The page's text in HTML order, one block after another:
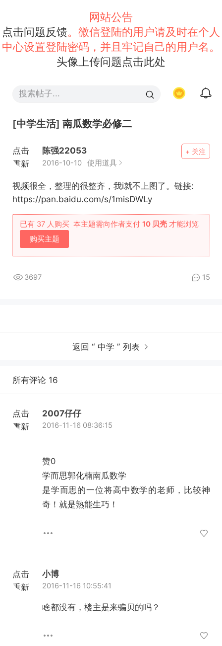
网站公告
点击问题反馈。微信登陆的用户请及时在个人
中心设置登陆密码，并且牢记自己的用户名。
头像上传问题点击此处
[中学生活] 南瓜数学必修二
+ 关注
点击
重新
陈强22053
2016-10-10 使用道具
视频很全，整理的很整齐，我i就不上图了。链接:
https://pan.baidu.com/s/1misDWLy
已有 37 人购买本主题需向作者支付10 贝壳 才能浏览
购买主题
3697 15
返回 “ 中学 ” 列表
所有评论 16
点击
重新
2007仔仔
2016-11-16 08:36:15
赞0
学而思郭化楠南瓜数学
是学而思的一位将高中数学的老师，比较神
奇！就是熟能生巧！
点击
重新
小博
2016-11-16 10:55:41
啥都没有，楼主是来骗贝的吗？